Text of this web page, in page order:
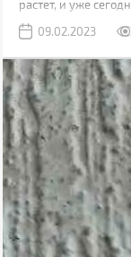
растет, и уже
09.02.2023